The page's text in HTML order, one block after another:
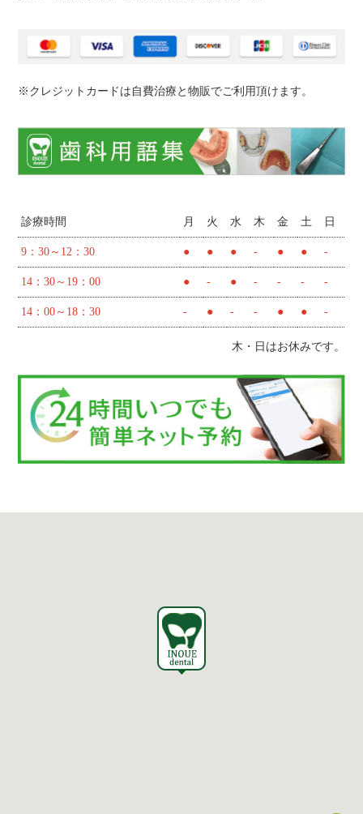
※クレジットカードは自費治療と物販でご利用頂けます。
診療時間 月 火 水 木 金 土 日
9：30～12：30 ● ● ● - ● ● -
14：30～19：00 ● - ● - - - -
14：00～18：30 - ● - - ● ● -
木・日はお休みです。